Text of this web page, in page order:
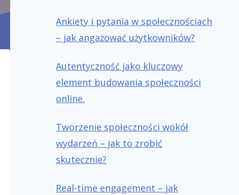
Ankiety i pytania w społecznościach
– jak angażować użytkowników?
Autentyczność jako kluczowy
element budowania społeczności
online.
Tworzenie społeczności wokół
wydarzeń – jak to zrobić
skutecznie?
Real-time engagement – jak